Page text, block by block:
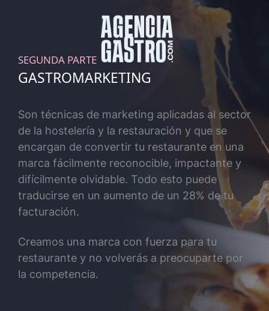
SEGUNDA PARTE
GASTROMARKETING
Son técnicas de marketing aplicadas al sector
de la hostelería y la restauración y que se
encargan de convertir tu restaurante en una
marca fácilmente reconocible, impactante y
difícilmente olvidable. Todo esto puede
traducirse en un aumento de un 28% de tu
facturación.
Creamos una marca con fuerza para tu
restaurante y no volverás a preocuparte por
la competencia.